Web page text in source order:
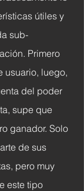
útiles y
sub-
Primero
usuario, luego,
del poder
supe que
ganador. Solo
de sus
pero muy
este tipo